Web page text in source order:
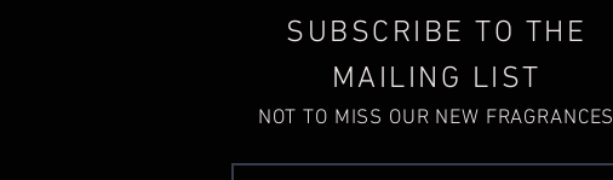
SUBSCRIBE TO THE
MAILING LIST
NOT TO MISS OUR NEW FRAGRANCES